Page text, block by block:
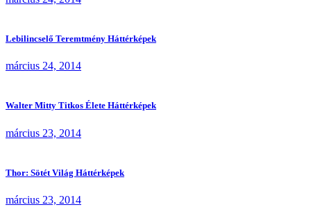
Lebilincselő Teremtmény Háttérképek
március 24, 2014
Walter Mitty Titkos Élete Háttérképek
március 23, 2014
Thor: Sötét Világ Háttérképek
március 23, 2014